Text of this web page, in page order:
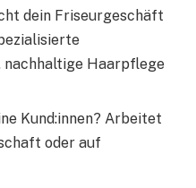
dein Friseurgeschäft
nachhaltige Haarpflege
Kund:innen? Arbeitet
oder auf